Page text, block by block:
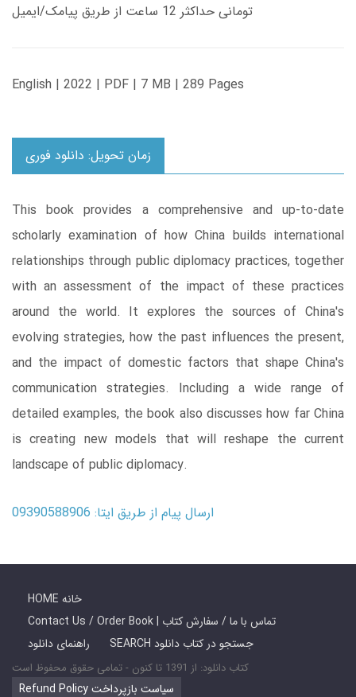
تومانی حداکثر 12 ساعت از طریق پیامک/ایمیل
English | 2022 | PDF | 7 MB | 289 Pages
زمان تحویل: دانلود فوری
This book provides a comprehensive and up-to-date
scholarly examination of how China builds international
relationships through public diplomacy practices, together
with an assessment of the impact of these practices
around the world. It explores the sources of China's
evolving strategies, how the past influences the present,
and the impact of domestic factors that shape China's
communication strategies. Including a wide range of
detailed examples, the book also discusses how far China
is creating new models that will reshape the current
landscape of public diplomacy.
ارسال پیام از طریق ایتا: 09390588906
HOME خانه
Contact Us / Order Book | تماس با ما / سفارش کتاب
راهنمای دانلود
SEARCH جستجو در کتاب دانلود
کتاب دانلود: از 1391 تا کنون - تمامی حقوق محفوظ است
Refund Policy سیاست بازپرداخت